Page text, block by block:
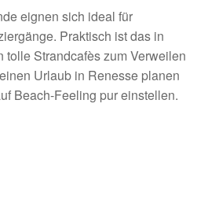
eignen sich ideal für
Praktisch ist das in
Strandcafès zum Verweilen
Urlaub in Renesse planen
Beach-Feeling pur einstellen.